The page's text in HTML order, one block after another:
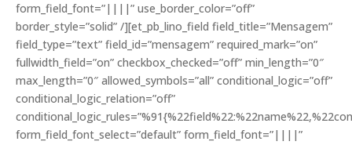
form_field_font=”||||” use_border_color=”off”
border_style=”solid” /][et_pb_lino_field field_title=”Mensagem”
field_type=”text” field_id=”mensagem” required_mark=”on”
fullwidth_field=”on” checkbox_checked=”off” min_length=”0″
max_length=”0″ allowed_symbols=”all” conditional_logic=”off”
conditional_logic_relation=”off”
form_field_font_select=”default” form_field_font=”||||”